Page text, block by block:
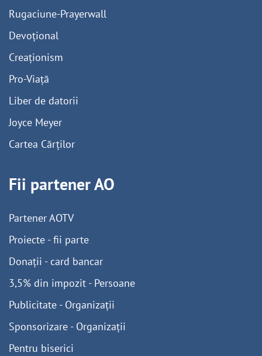
Rugaciune-Prayerwall
Devoțional
Creaționism
Pro-Viață
Liber de datorii
Joyce Meyer
Cartea Cărților
Fii partener AO
Partener AOTV
Proiecte - fii parte
Donații - card bancar
3,5% din impozit - Persoane
Publicitate - Organizații
Sponsorizare - Organizații
Pentru biserici